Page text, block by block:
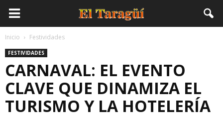
Inicio Festividades
FESTIVIDADES
CARNAVAL: EL EVENTO
CLAVE QUE DINAMIZA EL
TURISMO Y LA HOTELERÍA